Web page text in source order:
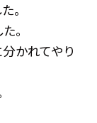
。
。
分かれてやり